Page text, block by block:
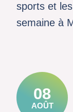
sports et
semaine à
08
AOÛT